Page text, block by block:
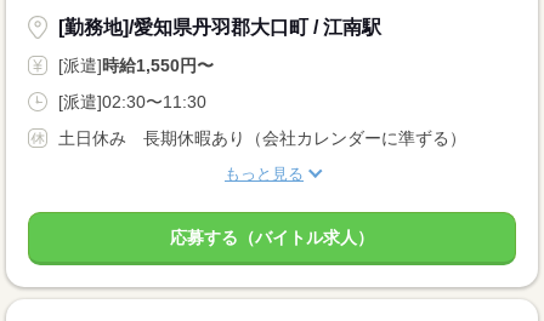
[勤務地]/愛知県丹羽郡大口町 / 江南駅
[派遣]時給1,550円〜
[派遣]02:30〜11:30
土日休み 長期休暇あり（会社カレンダーに準ずる）
もっと見る
応募する（バイトル求人）